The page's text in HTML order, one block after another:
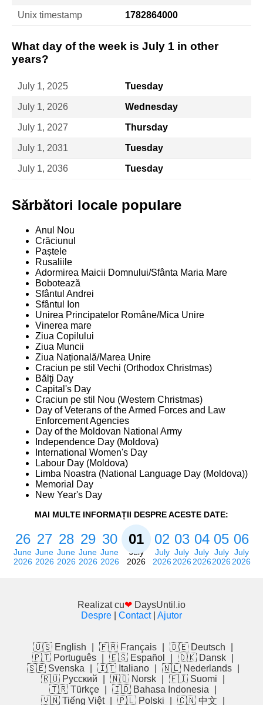
Unix timestamp 1782864000
What day of the week is July 1 in other
years?
July 1, 2025 Tuesday
July 1, 2026 Wednesday
July 1, 2027 Thursday
July 1, 2031 Tuesday
July 1, 2036 Tuesday
Sărbători locale populare
Anul Nou
Crăciunul
Paștele
Rusaliile
Adormirea Maicii Domnului/Sfânta Maria Mare
Bobotează
Sfântul Andrei
Sfântul Ion
Unirea Principatelor Române/Mica Unire
Vinerea mare
Ziua Copilului
Ziua Muncii
Ziua Națională/Marea Unire
Craciun pe stil Vechi (Orthodox Christmas)
Bălţi Day
Capital's Day
Craciun pe stil Nou (Western Christmas)
Day of Veterans of the Armed Forces and Law
Enforcement Agencies
Day of the Moldovan National Army
Independence Day (Moldova)
International Women's Day
Labour Day (Moldova)
Limba Noastra (National Language Day (Moldova))
Memorial Day
New Year's Day
MAI MULTE INFORMAȚII DESPRE ACESTE DATE:
26
June
2026
27
June
2026
28
June
2026
29
June
2026
30
June
2026
01
July
2026
02
July
2026
03
July
2026
04
July
2026
05
July
2026
06
July
2026
Realizat cu❤ DaysUntil.io
Despre
Contact| Ajutor
🇺🇸 English 🇫🇷 Français 🇩🇪 Deutsch
🇵🇹 Português
🇪🇸 Español 🇩🇰 Dansk
🇸🇪 Svenska
🇮🇹 Italiano 🇳🇱 Nederlands
🇷🇺 Русский
🇳🇴 Norsk 🇫🇮 Suomi
🇹🇷 Türkçe
🇮🇩 Bahasa Indonesia
🇻🇳 Tiếng Việt
🇵🇱 Polski 🇨🇳 中文